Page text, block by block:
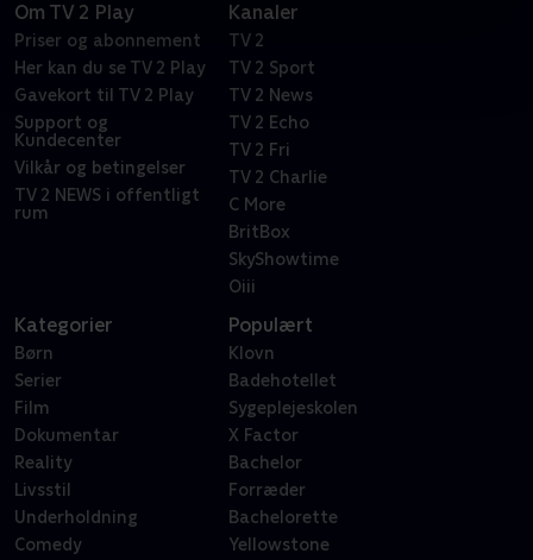
Om TV 2 Play
Priser og abonnement
Her kan du se TV 2 Play
Gavekort til TV 2 Play
Support og
Kundecenter
Vilkår og betingelser
TV 2 NEWS i offentligt
rum
Kanaler
TV 2
TV 2 Sport
TV 2 News
TV 2 Echo
TV 2 Fri
TV 2 Charlie
C More
BritBox
SkyShowtime
Oiii
Kategorier
Børn
Serier
Film
Dokumentar
Reality
Livsstil
Underholdning
Comedy
Populært
Klovn
Badehotellet
Sygeplejeskolen
X Factor
Bachelor
Forræder
Bachelorette
Yellowstone